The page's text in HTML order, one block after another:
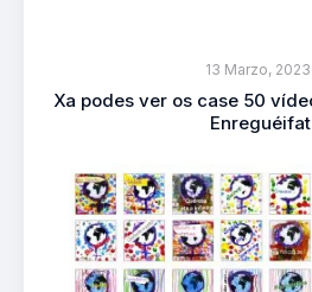
13 Marzo, 2023
Xa podes ver os case 50